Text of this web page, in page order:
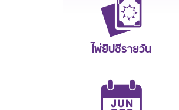
ไพ่ยิปซีรายวัน